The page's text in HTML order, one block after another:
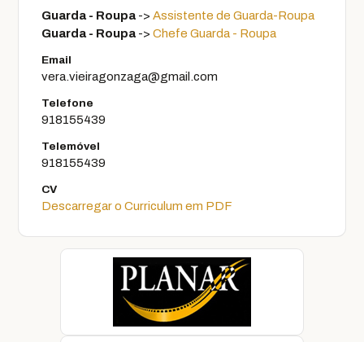
Guarda - Roupa -> Assistente de Guarda-Roupa
Guarda - Roupa -> Chefe Guarda - Roupa
Email
vera.vieiragonzaga@gmail.com
Telefone
918155439
Telemóvel
918155439
CV
Descarregar o Curriculum em PDF